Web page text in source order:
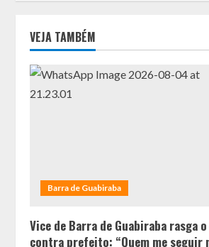
VEJA TAMBÉM
Barra de Guabiraba
Vice de Barra de Guabiraba rasga
contra prefeito: “Quem me seguir